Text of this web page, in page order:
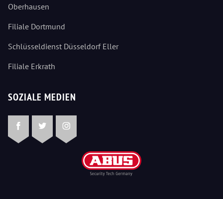
Oberhausen
Filiale Dortmund
Schlüsseldienst Düsseldorf Eller
Filiale Erkrath
SOZIALE MEDIEN
FacebookTwitterInstagram